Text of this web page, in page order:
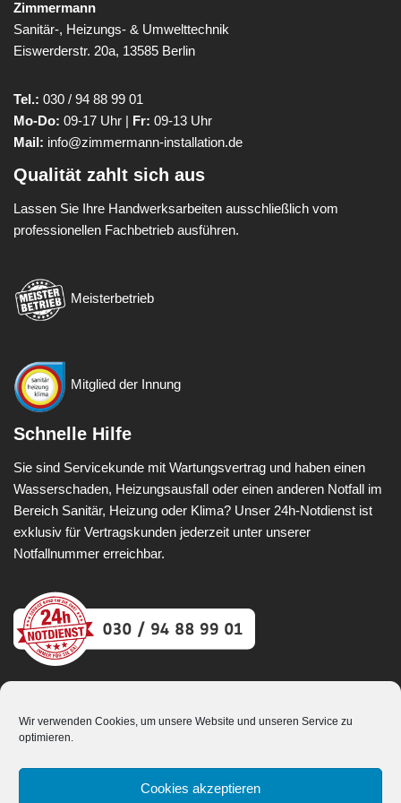
Wir verwenden Cookies, um unsere Website und unseren Service zu
optimieren.
Cookies akzeptieren
Zimmermann
Sanitär-, Heizungs- & Umwelttechnik
Eiswerderstr. 20a, 13585 Berlin
Tel.: 030 / 94 88 99 01
Mo-Do: 09-17 Uhr | Fr: 09-13 Uhr
Mail: info@zimmermann-installation.de
Qualität zahlt sich aus
Lassen Sie Ihre Handwerksarbeiten ausschließlich vom
professionellen Fachbetrieb ausführen.
Meisterbetrieb
Mitglied der Innung
Schnelle Hilfe
Sie sind Servicekunde mit Wartungsvertrag und haben einen
Wasserschaden, Heizungsausfall oder einen anderen Notfall im
Bereich Sanitär, Heizung oder Klima? Unser 24h-Notdienst ist
exklusiv für Vertragskunden jederzeit unter unserer
Notfallnummer erreichbar.
Berlin, Spandau, Charlottenburg, Wilmersdorf, Reinickendorf,
Dallgow-Döberitz, Seeburg, Brieselang, Hohen-Neuendorf,
Hennigsdorf, Potsdam